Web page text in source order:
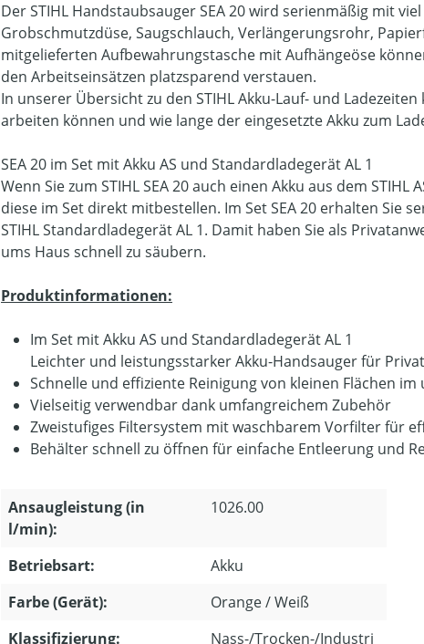
Der STIHL Handstaubsauger SEA 20 wird serienmäßig mit
Grobschmutzdüse, Saugschlauch, Verlängerungsrohr,
mitgelieferten Aufbewahrungstasche mit Aufhängeöse
den Arbeitseinsätzen platzsparend verstauen.
In unserer Übersicht zu den STIHL Akku-Lauf- und
arbeiten können und wie lange der eingesetzte Akku zum
SEA 20 im Set mit Akku AS und Standardladegerät AL 1
Wenn Sie zum STIHL SEA 20 auch einen Akku aus dem
diese im Set direkt mitbestellen. Im Set SEA 20 erhalten Sie
STIHL Standardladegerät AL 1. Damit haben Sie als
ums Haus schnell zu säubern.
Produktinformationen:
Im Set mit Akku AS und Standardladegerät AL 1
Leichter und leistungsstarker Akku-Handsauger für
Schnelle und effiziente Reinigung von kleinen Flächen im
Vielseitig verwendbar dank umfangreichem Zubehör
Zweistufiges Filtersystem mit waschbarem Vorfilter für
Behälter schnell zu öffnen für einfache Entleerung und
Ansaugleistung (in
l/min):
1026.00
Betriebsart:
Akku
Farbe (Gerät):
Orange / Weiß
Klassifizierung:
Nass-/Trocken-/Industri